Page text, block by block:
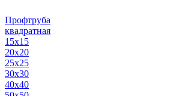
Профтруба
квадратная
15х15
20х20
25х25
30х30
40х40